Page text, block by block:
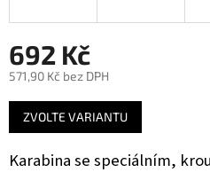
692 Kč
571,90 Kč bez DPH
Měrná
cena:
ZVOLTE VARIANTU
Karabina se speciálním,